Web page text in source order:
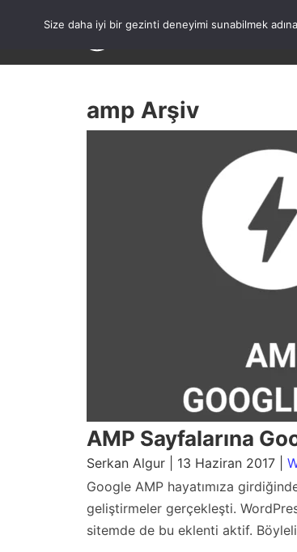
amp Arşiv
AMP Sayfalarına
Serkan Algur | 13 Haziran 2017 |
Google AMP hayatımıza
geliştirmeler gerçekleşti.
sitemde de bu eklenti aktif.
Size daha iyi bir gezinti deneyimi sunabilmek